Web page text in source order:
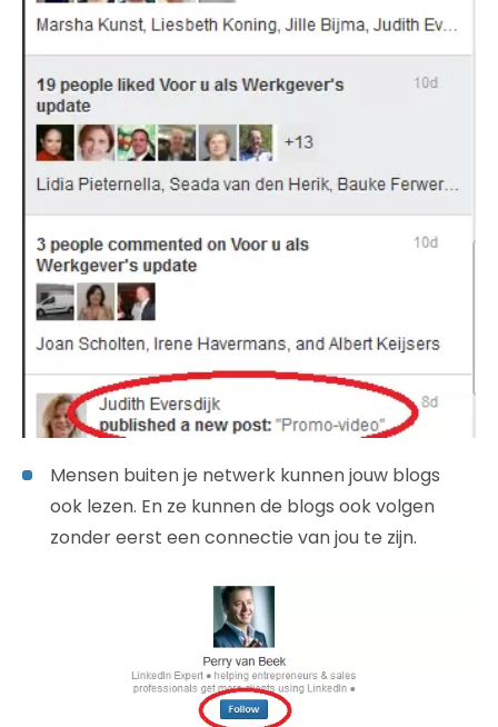
Mensen buiten je netwerk kunnen jouw blogs
ook lezen. En ze kunnen de blogs ook volgen
zonder eerst een connectie van jou te zijn.